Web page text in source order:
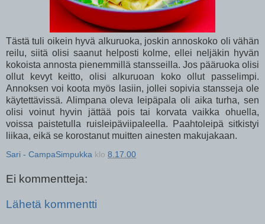
Tästä tuli oikein hyvä alkuruoka, joskin annoskoko oli vähän
reilu, siitä olisi saanut helposti kolme, ellei neljäkin hyvän
kokoista annosta pienemmillä stansseilla. Jos pääruoka olisi
ollut kevyt keitto, olisi alkuruoan koko ollut passelimpi.
Annoksen voi koota myös lasiin, jollei sopivia stansseja ole
käytettävissä. Alimpana oleva leipäpala oli aika turha, sen
olisi voinut hyvin jättää pois tai korvata vaikka ohuella,
voissa paistetulla ruisleipäviipaleella. Paahtoleipä sitkistyi
liikaa, eikä se korostanut muitten ainesten makujakaan.
Sari - CampaSimpukka klo 8.17.00
Ei kommentteja:
Lähetä kommentti